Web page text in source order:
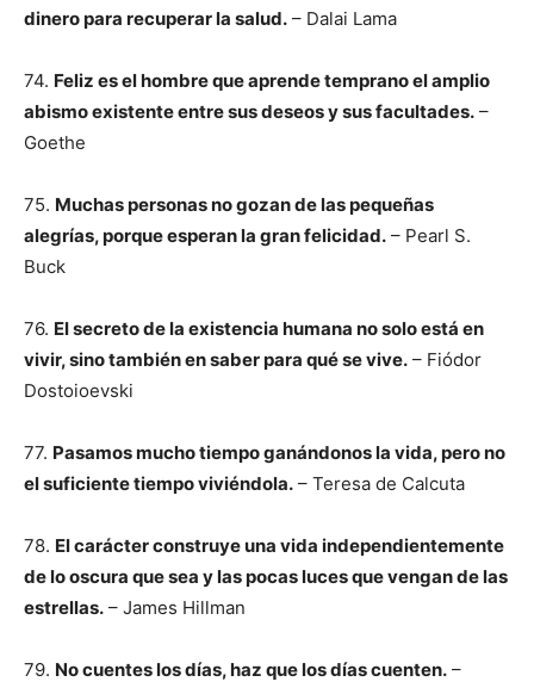
dinero para recuperar la salud. – Dalai Lama
74. Feliz es el hombre que aprende temprano el amplio
abismo existente entre sus deseos y sus facultades. –
Goethe
75. Muchas personas no gozan de las pequeñas
alegrías, porque esperan la gran felicidad. – Pearl S.
Buck
76. El secreto de la existencia humana no solo está en
vivir, sino también en saber para qué se vive. – Fiódor
Dostoioevski
77. Pasamos mucho tiempo ganándonos la vida, pero no
el suficiente tiempo viviéndola. – Teresa de Calcuta
78. El carácter construye una vida independientemente
de lo oscura que sea y las pocas luces que vengan de las
estrellas. – James Hillman
79. No cuentes los días, haz que los días cuenten. –